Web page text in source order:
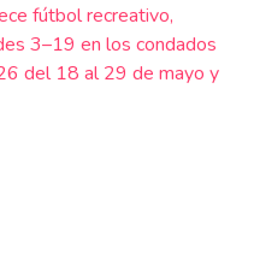
fútbol recreativo,
3–19 en los condados
del 18 al 29 de mayo y